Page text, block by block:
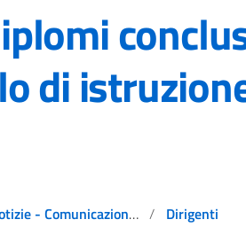
di
- Comunicazioni - Avvisi
Dirigenti